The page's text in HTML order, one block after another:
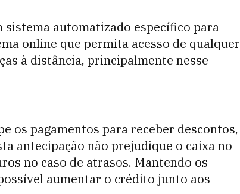
automatizado específico para
online que permita acesso de qualquer
à distância, principalmente nesse
os pagamentos para receber descontos,
antecipação não prejudique o caixa no
no caso de atrasos. Mantendo os
aumentar o crédito junto aos